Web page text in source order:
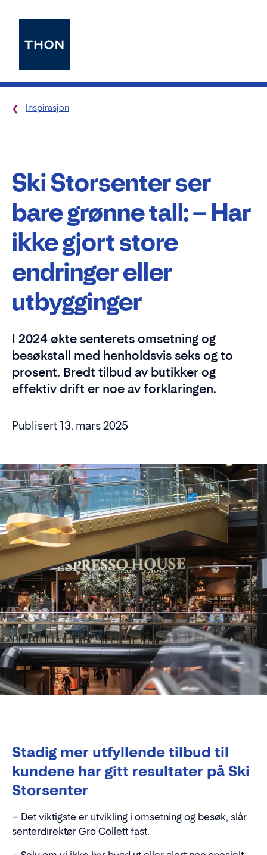
Inspirasjon
Ski Storsenter ser
bare grønne tall: – Har
ikke gjort store
endringer eller
utbygginger
I 2024 økte senterets omsetning og
besøkstall med henholdsvis seks og to
prosent. Bredt tilbud av butikker og
effektiv drift er noe av forklaringen.
Publisert 13. mars 2025
Stadig mer utfyllende tilbud til
kundene har gitt resultater på Ski
Storsenter
– Det viktigste er utvikling i omsetning og besøk, slår
senterdirektør Gro Collett fast.